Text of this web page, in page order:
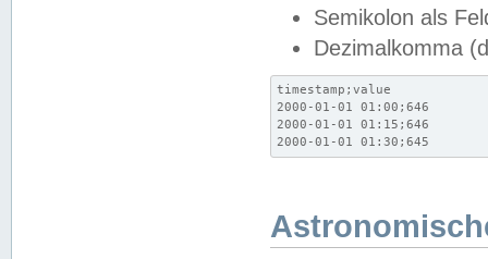
Semikolon als
Dezimalkomma
timestamp;value
2000-01-01 01:00;646
2000-01-01 01:15;646
2000-01-01 01:30;645